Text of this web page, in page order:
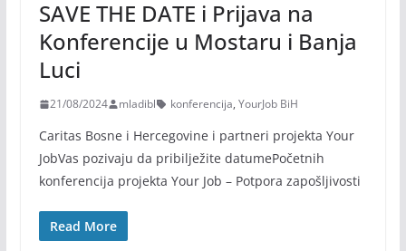
SAVE THE DATE i Prijava na
Konferencije u Mostaru i Banja
Luci
21/08/2024 mladibl konferencija, YourJob BiH
Caritas Bosne i Hercegovine i partneri projekta Your
JobVas pozivaju da pribilježite datumePočetnih
konferencija projekta Your Job – Potpora zapošljivosti
Read More